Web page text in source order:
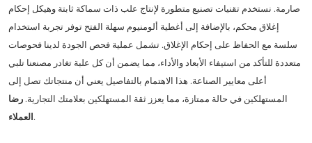
صارمة. نستخدم تقنيات تصنيع متطورة لإنتاج علب ذات سماكة ثابتة وهيكل إحكام
إغلاق محكم، بالإضافة إلى أغطية ألومنيوم سهلة الفتح توفر تجربة استخدام
سلسة مع الحفاظ على إحكام الإغلاق. تشمل عملية فحص الجودة لدينا فحوصات
متعددة للتأكد من استيفاء الأبعاد والأداء، مما يضمن أن كل علبة تغادر مصنعنا تلبي
أعلى معايير الصناعة. هذا الاهتمام بالتفاصيل يعني أن منتجاتك تصل إلى
المستهلكين في حالة ممتازة، مما يعزز ثقة المستهلكين بعلامتك التجارية. رضا
العملاء .